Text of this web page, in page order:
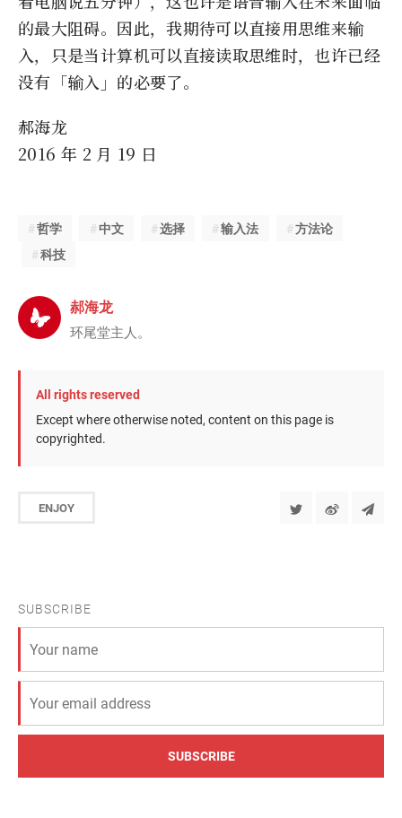
的最大阻碍。因此，我期待可以直接用思维来输
入，只是当计算机可以直接读取思维时，也许已经
没有「输入」的必要了。
郝海龙
2016 年 2 月 19 日
哲学 中文 选择 输入法
方法论
科技
郝海龙
环尾堂主人。
All rights reserved
Except where otherwise noted, content on this page is
copyrighted.
ENJOY
SUBSCRIBE
SUBSCRIBE